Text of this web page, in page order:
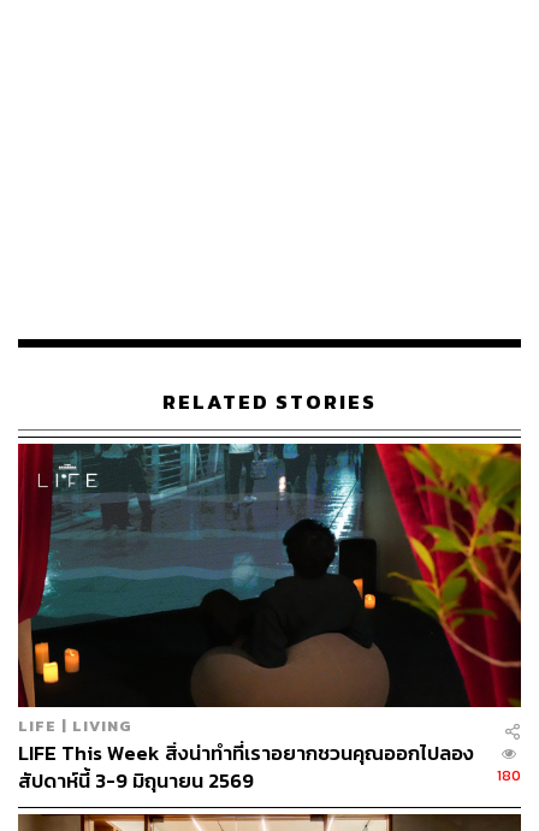
แต่มันก็ขึ้นอยู่กับความแข็งแกร่งขององค์ประกอบจากมนุษย์
แสดงศิลปะเท่านั้น ฉันคิดว่าเมื่อเราก้าวเข้าสู่ปีที่ 3 และเห็น
ความสำเร็จของสิ่งที่เราทำในสัปดาห์นี้ที่กรุงเทพฯ ผ่านความ
ร่วมมือของเรากับกรุงเทพฯ เพื่อเฉลิมฉลองการเปิดงาน
Bangkok Art Biennale ฉันคิดว่าเรากำลังเห็นบทบาทใหม่
ของศักยภาพในอนาคตเช่นกัน โดยเฉพาะอย่างยิ่งการก้าว
เข้าสู่ปีที่ 3 สิ่งที่เราต้องการเน้นย้ำจริงๆ ก็คือความร่วมมือใน
ระดับภูมิภาคและวัฒนธรรม
ปีนี้เรากำลังทำงานร่วมกับพันธมิตรทางวัฒนธรรม 3 ราย
รายแรกคือ Bangkok Kunsthalle ซึ่งเป็นของ มาริษา เจียรวน
นท์ และผู้กำกับ Stefano Rabolli Pansera ที่จะดูแลโปรแกรม
ภาพยนตร์ของเราที่ ArtScience Museum เพราะอย่างที่คุณ
ทราบ Bangkok Kunsthalle นั้นมีความเข้มแข็งมากในด้าน
ภาพยนตร์และภาพเคลื่อนไหว ดังนั้นเราจึงชอบที่จะร่วมมือ
กับสถาบันต่างๆ ของไทย
RELATED STORIES
LIFE | LIVING
LIFE This Week สิ่งน่าทำที่เราอยากชวนคุณออกไปลอง
สัปดาห์นี้ 3-9 มิถุนายน 2569
180